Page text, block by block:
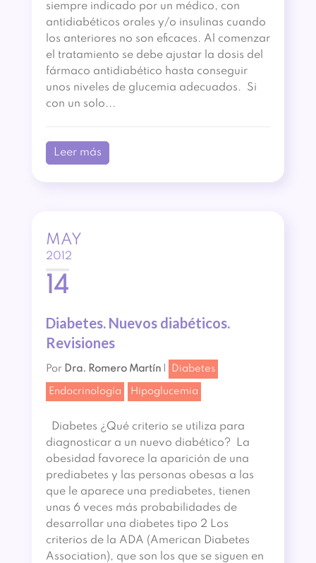
siempre indicado por un médico, con
antidiabéticos orales y/o insulinas cuando
los anteriores no son eficaces. Al comenzar
el tratamiento se debe ajustar la dosis del
fármaco antidiabético hasta conseguir
unos niveles de glucemia adecuados. Si
con un solo...
Leer más
MAY
2012
14
Diabetes. Nuevos diabéticos.
Revisiones
Por Dra. Romero Martín| Diabetes
Endocrinología Hipoglucemia
Diabetes ¿Qué criterio se utiliza para
diagnosticar a un nuevo diabético? La
obesidad favorece la aparición de una
prediabetes y las personas obesas a las
que le aparece una prediabetes, tienen
unas 6 veces más probabilidades de
desarrollar una diabetes tipo 2 Los
criterios de la ADA (American Diabetes
Association), que son los que se siguen en